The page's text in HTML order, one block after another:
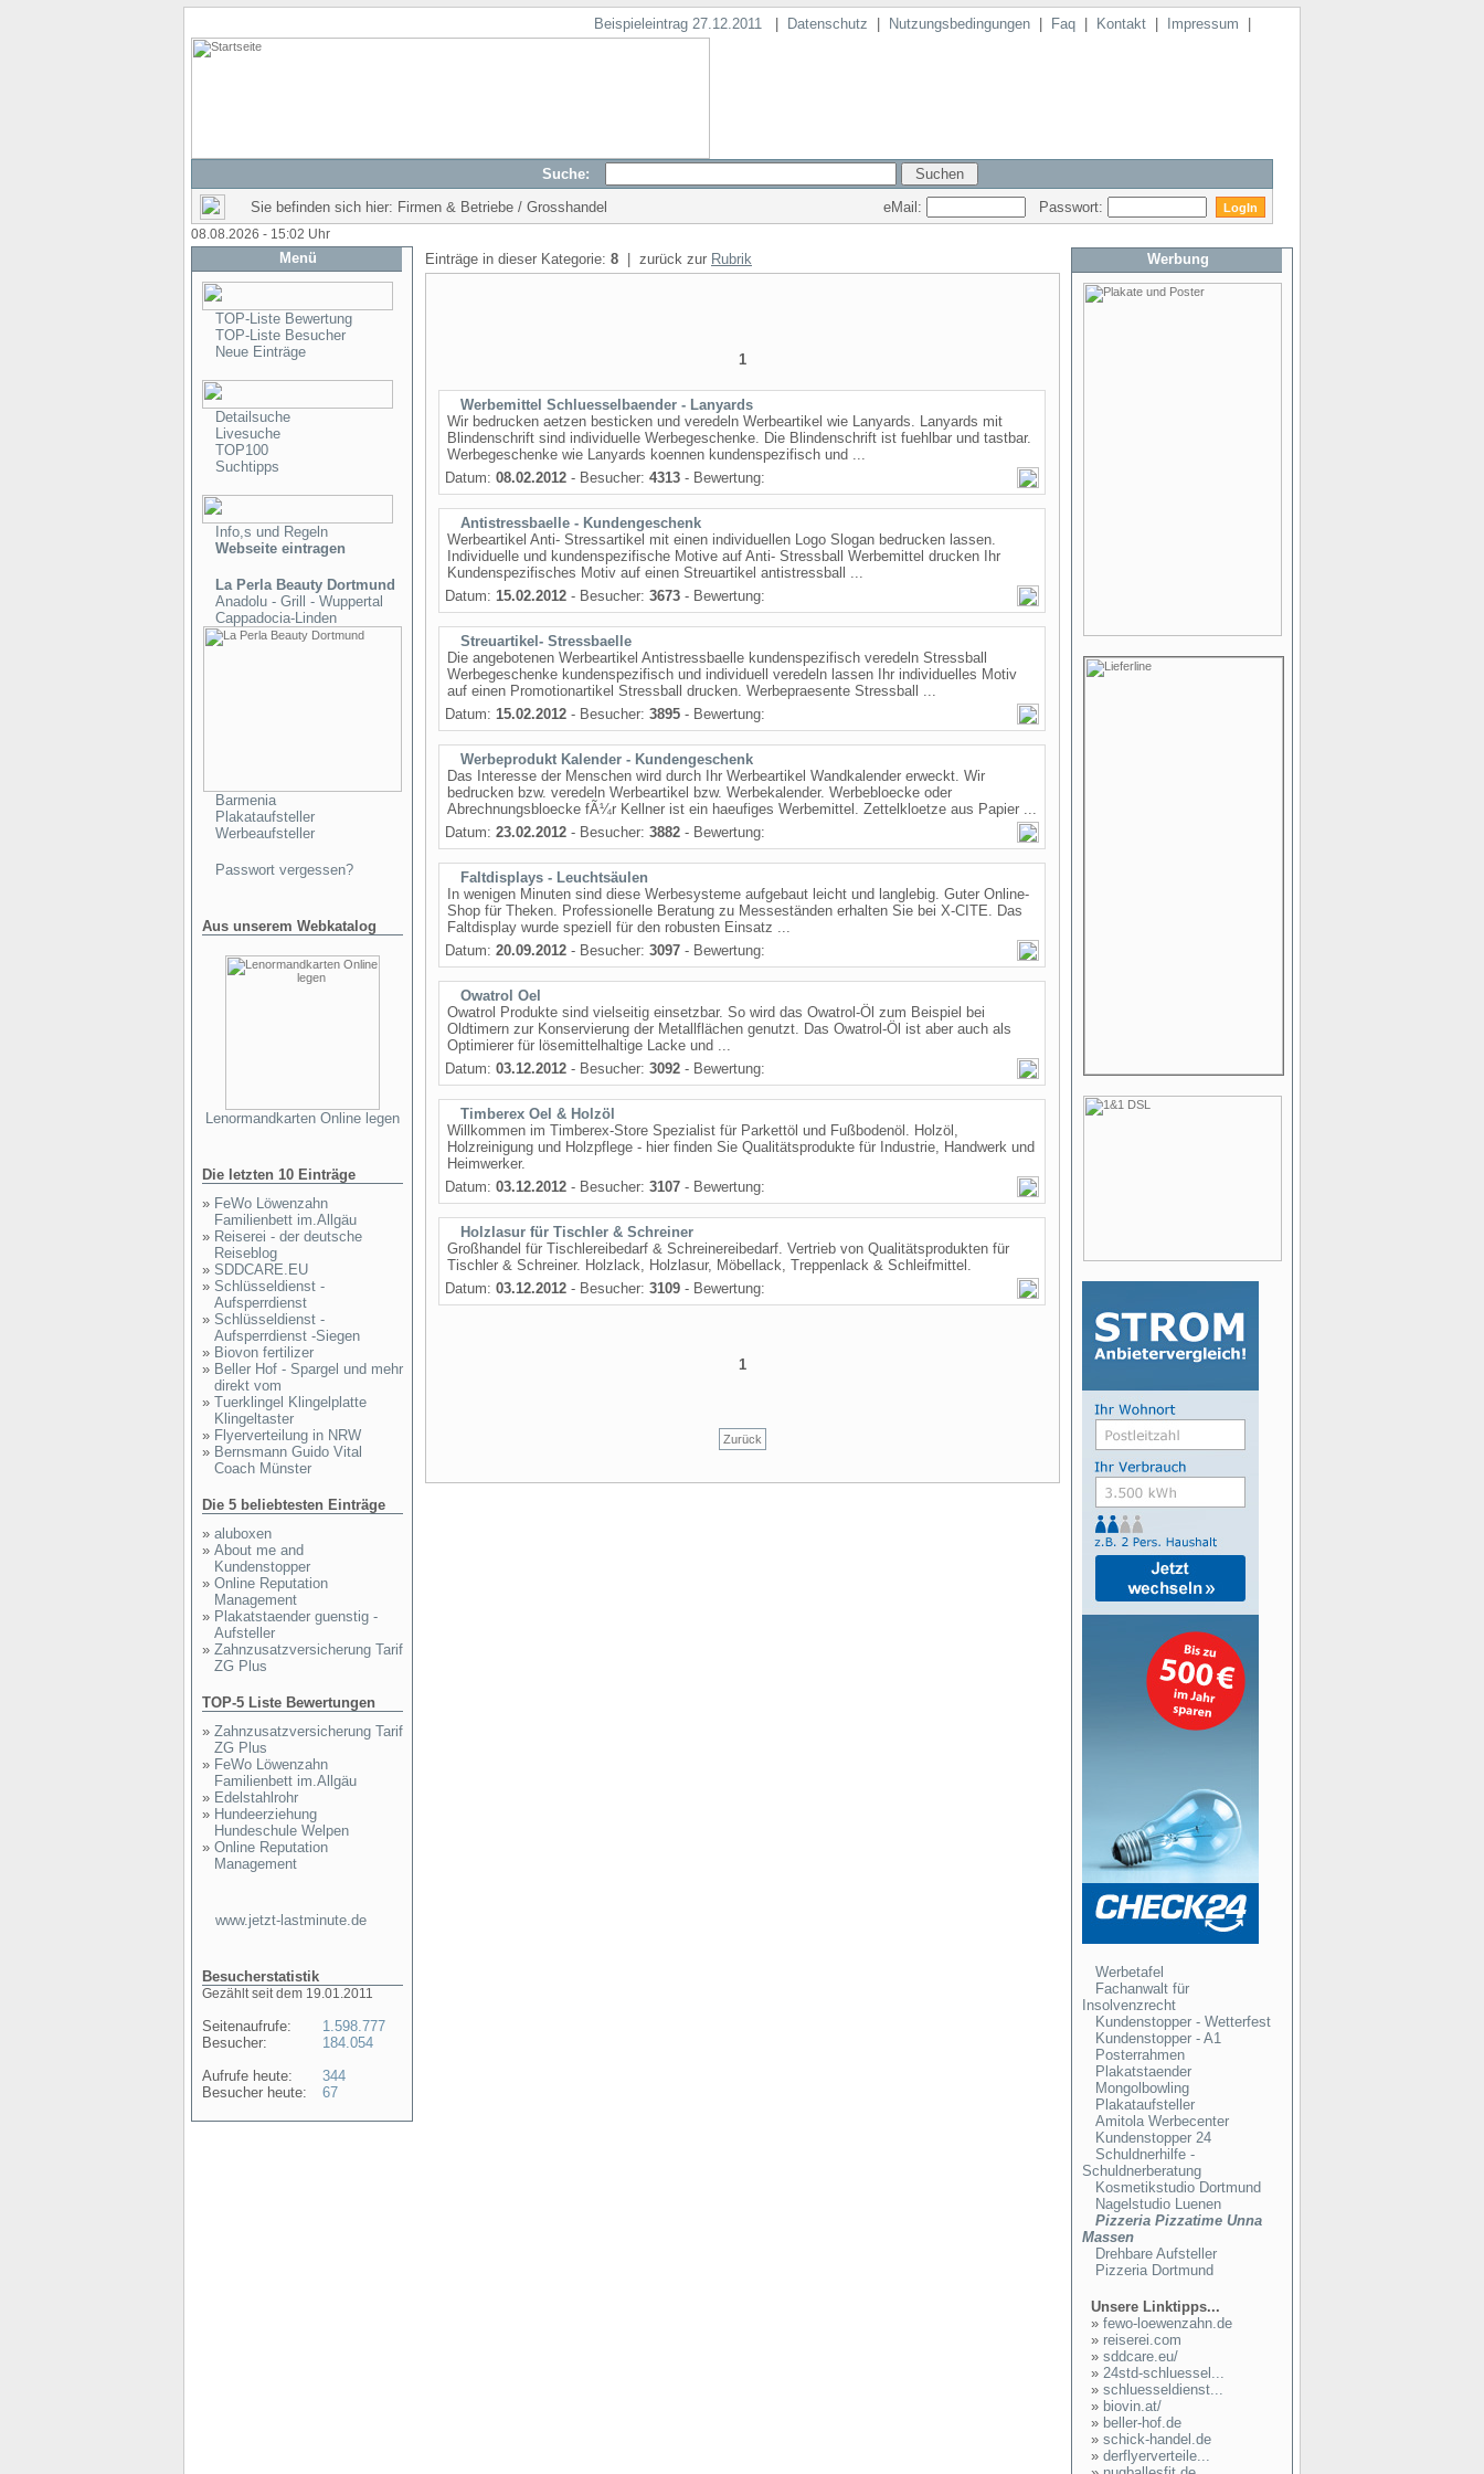
Beispieleintrag 27.12.2011 Datenschutz Nutzungsbedingungen Faq Kontakt Impressum
Suche:
Sie befinden sich hier: Firmen & Betriebe / Grosshandel
eMail: Passwort:
08.08.2026 - 15:02 Uhr
Menü
TOP-Liste Bewertung
TOP-Liste Besucher
Neue Einträge
Detailsuche
Livesuche
TOP100
Suchtipps
Info,s und Regeln
Webseite eintragen
La Perla Beauty Dortmund
Anadolu - Grill - Wuppertal
Cappadocia-Linden
Barmenia
Plakataufsteller
Werbeaufsteller
Passwort vergessen?
Aus unserem Webkatalog
Lenormandkarten Online legen
Die letzten 10 Einträge
» FeWo Löwenzahn
Familienbett im.Allgäu
» Reiserei - der deutsche
Reiseblog
» SDDCARE.EU
» Schlüsseldienst -
Aufsperrdienst
» Schlüsseldienst -
Aufsperrdienst -Siegen
» Biovon fertilizer
» Beller Hof - Spargel und mehr
direkt vom
» Tuerklingel Klingelplatte
Klingeltaster
» Flyerverteilung in NRW
» Bernsmann Guido Vital
Coach Münster
Die 5 beliebtesten Einträge
» aluboxen
» About me and
Kundenstopper
» Online Reputation
Management
» Plakatstaender guenstig -
Aufsteller
» Zahnzusatzversicherung Tarif
ZG Plus
TOP-5 Liste Bewertungen
» Zahnzusatzversicherung Tarif
ZG Plus
» FeWo Löwenzahn
Familienbett im.Allgäu
» Edelstahlrohr
» Hundeerziehung
Hundeschule Welpen
» Online Reputation
Management
www.jetzt-lastminute.de
Besucherstatistik
Gezählt seit dem 19.01.2011
Seitenaufrufe:
Besucher:
Aufrufe heute:
Besucher heute:
1.598.777
184.054
344
67
Einträge in dieser Kategorie: 8 | zurück zur Rubrik
1
Werbemittel Schluesselbaender - Lanyards
Wir bedrucken aetzen besticken und veredeln Werbeartikel wie Lanyards. Lanyards mit
Blindenschrift sind individuelle Werbegeschenke. Die Blindenschrift ist fuehlbar und tastbar.
Werbegeschenke wie Lanyards koennen kundenspezifisch und ...
Datum: 08.02.2012 - Besucher: 4313 - Bewertung:
Antistressbaelle - Kundengeschenk
Werbeartikel Anti- Stressartikel mit einen individuellen Logo Slogan bedrucken lassen.
Individuelle und kundenspezifische Motive auf Anti- Stressball Werbemittel drucken Ihr
Kundenspezifisches Motiv auf einen Streuartikel antistressball ...
Datum: 15.02.2012 - Besucher: 3673 - Bewertung:
Streuartikel- Stressbaelle
Die angebotenen Werbeartikel Antistressbaelle kundenspezifisch veredeln Stressball
Werbegeschenke kundenspezifisch und individuell veredeln lassen Ihr individuelles Motiv
auf einen Promotionartikel Stressball drucken. Werbepraesente Stressball ...
Datum: 15.02.2012 - Besucher: 3895 - Bewertung:
Werbeprodukt Kalender - Kundengeschenk
Das Interesse der Menschen wird durch Ihr Werbeartikel Wandkalender erweckt. Wir
bedrucken bzw. veredeln Werbeartikel bzw. Werbekalender. Werbebloecke oder
Abrechnungsbloecke fÃ¼r Kellner ist ein haeufiges Werbemittel. Zettelkloetze aus Papier ...
Datum: 23.02.2012 - Besucher: 3882 - Bewertung:
Faltdisplays - Leuchtsäulen
In wenigen Minuten sind diese Werbesysteme aufgebaut leicht und langlebig. Guter Online-
Shop für Theken. Professionelle Beratung zu Messeständen erhalten Sie bei X-CITE. Das
Faltdisplay wurde speziell für den robusten Einsatz ...
Datum: 20.09.2012 - Besucher: 3097 - Bewertung:
Owatrol Oel
Owatrol Produkte sind vielseitig einsetzbar. So wird das Owatrol-Öl zum Beispiel bei
Oldtimern zur Konservierung der Metallflächen genutzt. Das Owatrol-Öl ist aber auch als
Optimierer für lösemittelhaltige Lacke und ...
Datum: 03.12.2012 - Besucher: 3092 - Bewertung:
Timberex Oel & Holzöl
Willkommen im Timberex-Store Spezialist für Parkettöl und Fußbodenöl. Holzöl,
Holzreinigung und Holzpflege - hier finden Sie Qualitätsprodukte für Industrie, Handwerk und
Heimwerker.
Datum: 03.12.2012 - Besucher: 3107 - Bewertung:
Holzlasur für Tischler & Schreiner
Großhandel für Tischlereibedarf & Schreinereibedarf. Vertrieb von Qualitätsprodukten für
Tischler & Schreiner. Holzlack, Holzlasur, Möbellack, Treppenlack & Schleifmittel.
Datum: 03.12.2012 - Besucher: 3109 - Bewertung:
1
Zurück
Werbung
Werbetafel
Fachanwalt für
Insolvenzrecht
Kundenstopper - Wetterfest
Kundenstopper - A1
Posterrahmen
Plakatstaender
Mongolbowling
Plakataufsteller
Amitola Werbecenter
Kundenstopper 24
Schuldnerhilfe -
Schuldnerberatung
Kosmetikstudio Dortmund
Nagelstudio Luenen
Pizzeria Pizzatime Unna
Massen
Drehbare Aufsteller
Pizzeria Dortmund
Unsere Linktipps...
» fewo-loewenzahn.de
» reiserei.com
» sddcare.eu/
» 24std-schluessel...
» schluesseldienst...
» biovin.at/
» beller-hof.de
» schick-handel.de
» derflyerverteile...